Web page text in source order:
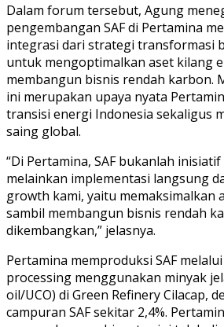
Dalam forum tersebut, Agung
pengembangan SAF di Pertamina
integrasi dari strategi transformasi
untuk mengoptimalkan aset kilang
membangun bisnis rendah karbon.
ini merupakan upaya nyata
transisi energi Indonesia sekaligus
saing global.
“Di Pertamina, SAF bukanlah
melainkan implementasi langsung
growth kami, yaitu memaksimalkan
sambil membangun bisnis rendah
dikembangkan,” jelasnya.
Pertamina memproduksi SAF
processing menggunakan minyak
oil/UCO) di Green Refinery Cilacap,
campuran SAF sekitar 2,4%.